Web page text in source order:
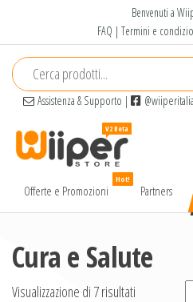
contenuto
Benvenuti a
FAQ | Termini e
Assistenza & Supporto | @wiiperitalia
alta
Offerte e Promozioni
Hot!
Partners
Cura e Salute
Visualizzazione di 7 risultati